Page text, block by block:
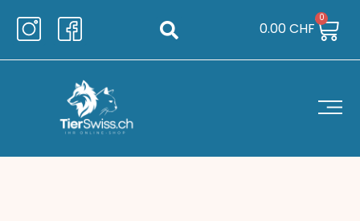
0.00CHF
0